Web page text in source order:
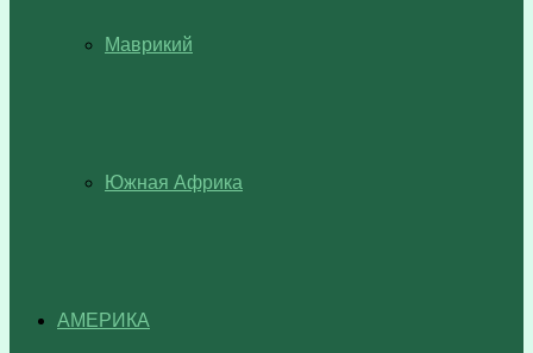
Маврикий
Южная Африка
АМЕРИКА